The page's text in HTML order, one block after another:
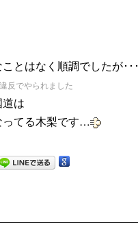
とはなく順調でしたが･･･
反でやられました
は
ってる木梨です…